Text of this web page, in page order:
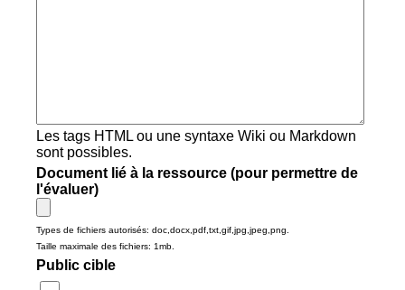
Les tags HTML ou une syntaxe Wiki ou Markdown
sont possibles.
Document lié à la ressource (pour permettre de
l'évaluer)
Types de fichiers autorisés: doc,docx,pdf,txt,gif,jpg,jpeg,png.
Taille maximale des fichiers: 1mb.
Public cible